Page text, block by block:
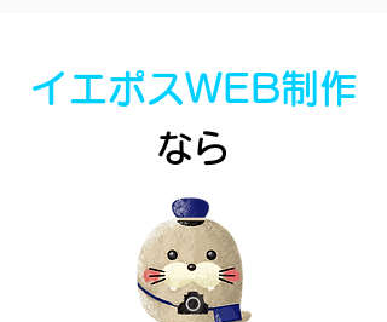
イエポスWEB制作
なら